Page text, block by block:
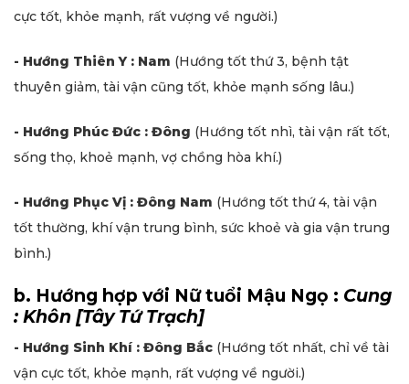
cực tốt, khỏe mạnh, rất vượng về người.)
- Hướng Thiên Y : Nam (Hướng tốt thứ 3, bệnh tật
thuyên giảm, tài vận cũng tốt, khỏe mạnh sống lâu.)
- Hướng Phúc Đức : Đông (Hướng tốt nhì, tài vận rất tốt,
sống thọ, khoẻ mạnh, vợ chồng hòa khí.)
- Hướng Phục Vị : Đông Nam (Hướng tốt thứ 4, tài vận
tốt thường, khí vận trung bình, sức khoẻ và gia vận trung
bình.)
b. Hướng hợp với Nữ tuổi Mậu Ngọ : Cung
: Khôn [Tây Tứ Trạch]
- Hướng Sinh Khí : Đông Bắc (Hướng tốt nhất, chỉ về tài
vận cực tốt, khỏe mạnh, rất vượng về người.)